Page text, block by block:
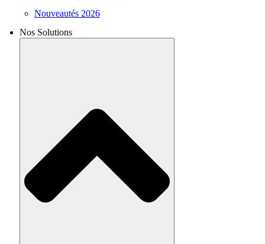
Nouveautés 2026
Nos Solutions